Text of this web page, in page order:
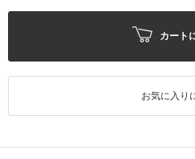
カート
お気に入り